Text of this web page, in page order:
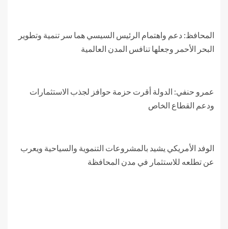
المحافظ: دعم واهتمام الرئيس السيسي هما سر تنمية وتطوير
البحر الأحمر وجعلها تنافس المدن العالمية
عمرو حنفي: الدولة أقرت حزمة حوافز لجذب الاستثمارات
ودعم القطاع الخاص
الوفد الأمريكي يشيد بالمشروعات التنموية والسياحية ويعرب
عن تطلعه للاستثمار في مدن المحافظة